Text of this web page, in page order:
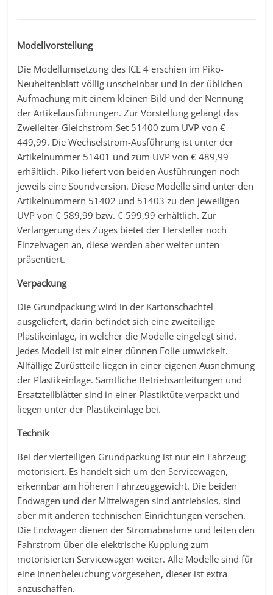
Modellvorstellung
Die Modellumsetzung des ICE 4 erschien im Piko-
Neuheitenblatt völlig unscheinbar und in der üblichen
Aufmachung mit einem kleinen Bild und der Nennung
der Artikelausführungen. Zur Vorstellung gelangt das
Zweileiter-Gleichstrom-Set 51400 zum UVP von €
449,99. Die Wechselstrom-Ausführung ist unter der
Artikelnummer 51401 und zum UVP von € 489,99
erhältlich. Piko liefert von beiden Ausführungen noch
jeweils eine Soundversion. Diese Modelle sind unter den
Artikelnummern 51402 und 51403 zu den jeweiligen
UVP von € 589,99 bzw. € 599,99 erhältlich. Zur
Verlängerung des Zuges bietet der Hersteller noch
Einzelwagen an, diese werden aber weiter unten
präsentiert.
Verpackung
Die Grundpackung wird in der Kartonschachtel
ausgeliefert, darin befindet sich eine zweiteilige
Plastikeinlage, in welcher die Modelle eingelegt sind.
Jedes Modell ist mit einer dünnen Folie umwickelt.
Allfällige Zurüstteile liegen in einer eigenen Ausnehmung
der Plastikeinlage. Sämtliche Betriebsanleitungen und
Ersatzteilblätter sind in einer Plastiktüte verpackt und
liegen unter der Plastikeinlage bei.
Technik
Bei der vierteiligen Grundpackung ist nur ein Fahrzeug
motorisiert. Es handelt sich um den Servicewagen,
erkennbar am höheren Fahrzeuggewicht. Die beiden
Endwagen und der Mittelwagen sind antriebslos, sind
aber mit anderen technischen Einrichtungen versehen.
Die Endwagen dienen der Stromabnahme und leiten den
Fahrstrom über die elektrische Kupplung zum
motorisierten Servicewagen weiter. Alle Modelle sind für
eine Innenbeleuchung vorgesehen, dieser ist extra
anzuschaffen.